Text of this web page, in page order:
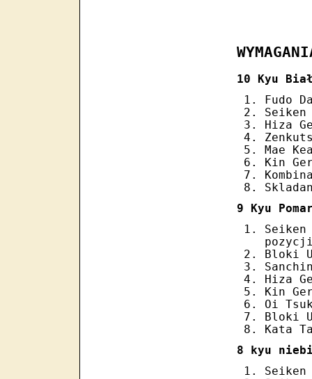
10 Kyu
Fudo
Hiza
Mae
Kin
9 Kyu
Bloki
Hiza
Kin
Oi
Bloki
Kata
8 kyu
Seiken